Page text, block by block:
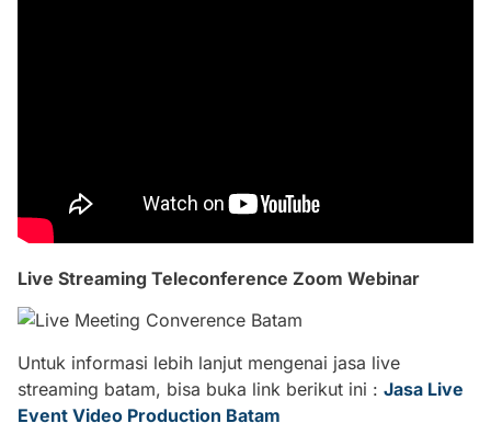
Live Streaming Teleconference Zoom Webinar
Untuk informasi lebih lanjut mengenai jasa live
streaming batam, bisa buka link berikut ini : Jasa Live
Event Video Production Batam